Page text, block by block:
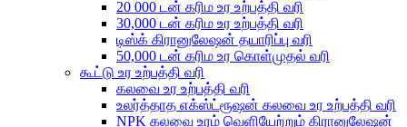
20 000 டன் கரிம உர உற்பத்தி வரி
30,000 டன் கரிம உர உற்பத்தி வரி
டிஸ்க் கிரானுலேஷன் தயாரிப்பு வரி
50,000 டன் கரிம உர கொள்முதல் வரி
கூட்டு உர உற்பத்தி வரி
கலவை உர உற்பத்தி வரி
உலர்த்தாத எக்ஸ்ட்ரூஷன் கலவை உர உற்பத்தி வரி
NPK கலவை உரம் வெளியேற்றும் கிரானுலேஷன்